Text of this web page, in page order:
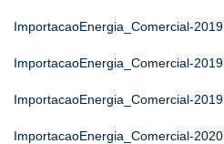
ImportacaoEnergia_Comercial-2019
ImportacaoEnergia_Comercial-2019
ImportacaoEnergia_Comercial-2019
ImportacaoEnergia_Comercial-2020